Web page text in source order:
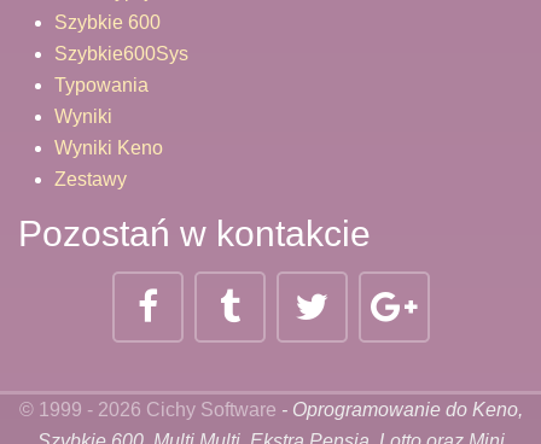
Szybkie 600
Szybkie600Sys
Typowania
Wyniki
Wyniki Keno
Zestawy
Pozostań w kontakcie
© 1999 - 2026 Cichy Software - Oprogramowanie do Keno,